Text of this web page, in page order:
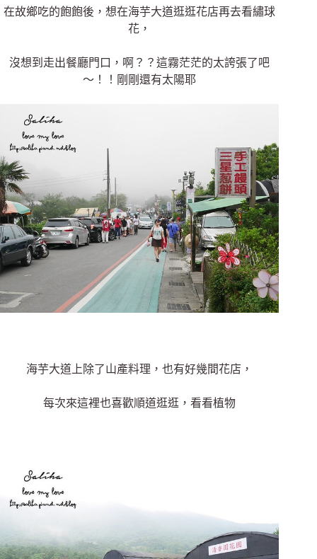
在故鄉吃的飽飽後，想在海芋大道逛逛花店再去看繡球
花，
沒想到走出餐廳門口，啊？？這霧茫茫的太誇張了吧
～！！剛剛還有太陽耶
海芋大道上除了山產料理，也有好幾間花店，
每次來這裡也喜歡順道逛逛，看看植物